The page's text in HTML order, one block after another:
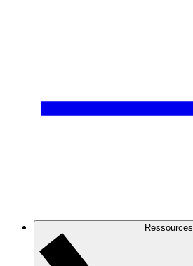
Ressources